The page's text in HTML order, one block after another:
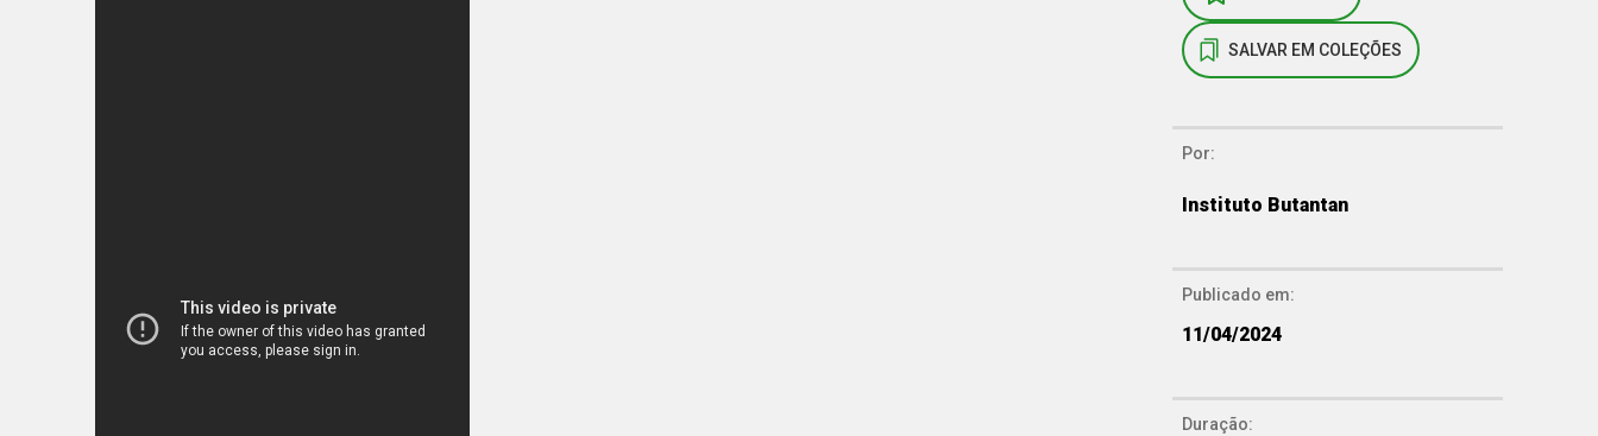
SALVAR EM COLEÇÕES
Por:
Instituto Butantan
Publicado em:
11/04/2024
Duração: